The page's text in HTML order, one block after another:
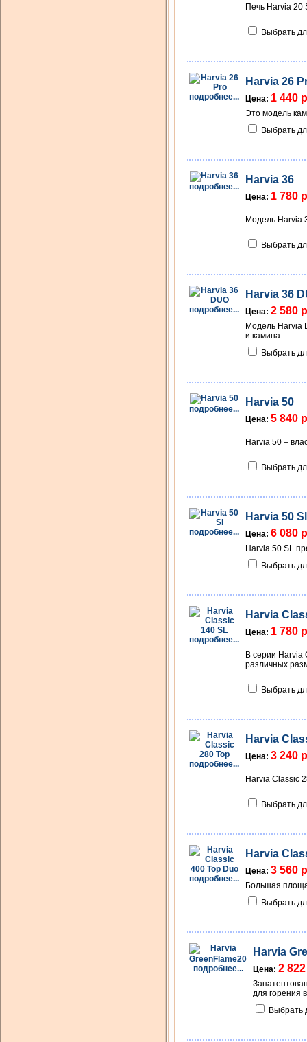
Печь Harvia 20
Выбрать
подробнее...
Harvia 26
Цена: 1 440
Это модель
Выбрать
подробнее...
Harvia 36
Цена: 1 780
Модель Harvia
Выбрать
подробнее...
Harvia 36
Цена: 2 580
Модель Harvia
и камина
Выбрать
подробнее...
Harvia 50
Цена: 5 840
Harvia 50 –
Выбрать
подробнее...
Harvia 50 Sl
Цена: 6 080
Harvia 50 SL
Выбрать
подробнее...
Harvia
Цена: 1 780
В серии Harvia
различных
Выбрать
подробнее...
Harvia
Цена: 3 240
Harvia Classic
Выбрать
подробнее...
Harvia
Цена: 3 560
Большая
Выбрать
подробнее...
Harvia
Цена: 2
для горения
Выбрать